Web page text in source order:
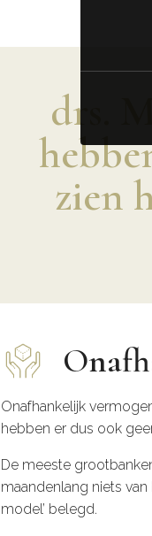
drs.
zien
Onafhankelijk
hebben er dus ook
De meeste
maandenlang niets
model’ belegd.